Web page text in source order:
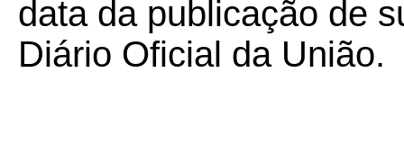
data da publicação de
Diário Oficial da União.